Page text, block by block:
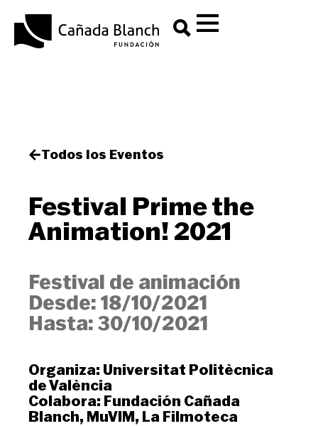
Todos los Eventos
Festival Prime the
Animation! 2021
Festival de animación
Desde: 18/10/2021
Hasta: 30/10/2021
Organiza: Universitat Politècnica
de València
Colabora: Fundación Cañada
Blanch, MuVIM, La Filmoteca